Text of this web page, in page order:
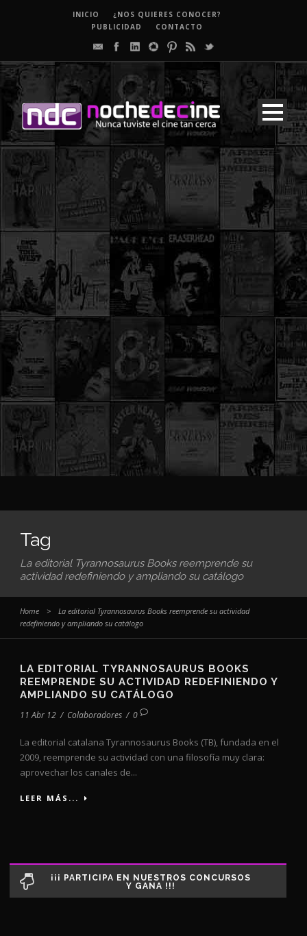
INICIO
¿NOS QUIERES CONOCER?
PUBLICIDAD
CONTACTO
Tag
La editorial Tyrannosaurus Books reemprende su
actividad redefiniendo y ampliando su catálogo
Home >
La editorial Tyrannosaurus Books reemprende su actividad
redefiniendo y ampliando su catálogo
LA EDITORIAL TYRANNOSAURUS BOOKS
REEMPRENDE SU ACTIVIDAD REDEFINIENDO Y
AMPLIANDO SU CATÁLOGO
11 Abr 12 / Colaboradores / 0
La editorial catalana Tyrannosaurus Books (TB), fundada en el
2009, reemprende su actividad con una filosofía muy clara:
aprovechar los canales de...
LEER MÁS...
¡¡¡ PARTICIPA EN NUESTROS CONCURSOS
Y GANA !!!